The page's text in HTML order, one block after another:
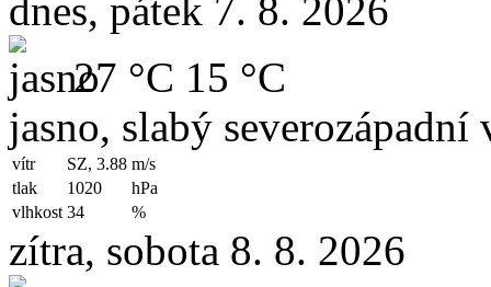
dnes, pátek 7. 8. 2026
27 °C 15 °C
jasno, slabý severozápadní
vítr SZ, 3.88 m/s
tlak
1020
hPa
vlhkost 34 %
zítra, sobota 8. 8. 2026